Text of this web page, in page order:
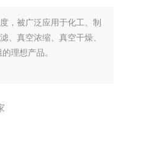
，被广泛应用于化工、制
、真空浓缩、真空干燥、
理想产品。